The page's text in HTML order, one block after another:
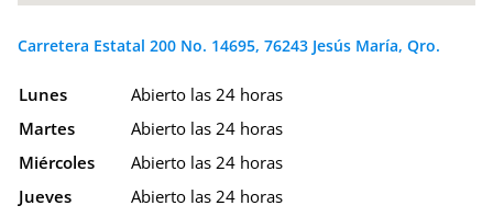
Carretera Estatal 200 No. 14695, 76243 Jesús María, Qro.
Lunes
Abierto las 24 horas
Martes
Abierto las 24 horas
Miércoles
Abierto las 24 horas
Jueves
Abierto las 24 horas